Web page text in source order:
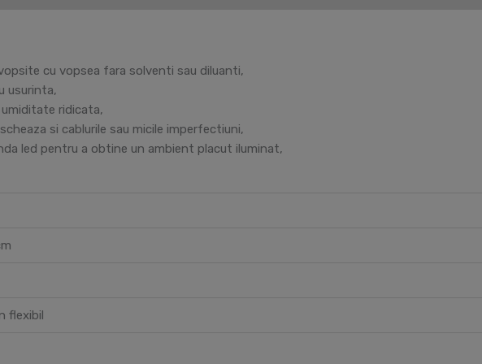
cu vopsea fara solventi sau diluanti,
usurinta,
ridicata,
si cablurile sau micile imperfectiuni,
led pentru a obtine un ambient placut iluminat,
flexibil